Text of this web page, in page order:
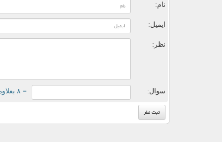
نام:
ایمیل:
نظر:
سوال: = ۸ بعلاوه ۵